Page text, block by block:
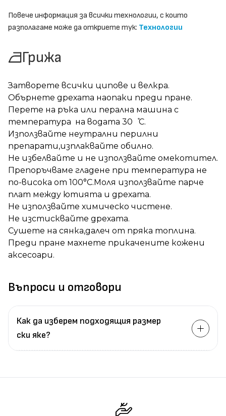
Повече информация за всички технологии, с които
разполагаме може да откриете тук: Технологии
Грижа
Затворете всички ципове и велкра.
Обърнете дрехата наопаки преди пране.
Перете на ръка или перална машина с
температура на водата 30 ̊С.
Използвайте неутрални перилни
препарати,изплаквайте обилно.
Не избелвайте и не използвайте омекотител.
Препоръчваме гладене при температура не
по-висока от 100°C.Моля използвайте парче
плат между ютията и дрехата.
Не използвайте химическо чистене.
Не изстисквайте дрехата.
Сушете на сянка,далеч от пряка топлина.
Преди пране махнете прикачените кожени
аксесоари.
Въпроси и отговори
Как да изберем подходящия размер
ски яке?
Измеретеобиколкатана талията.